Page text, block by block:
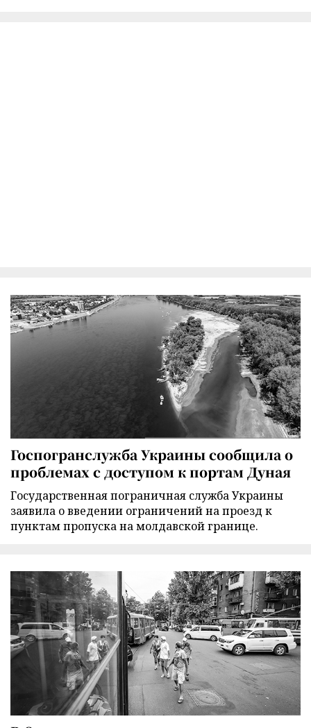
Госпогранслужба Украины сообщила о
проблемах с доступом к портам Дуная
Государственная пограничная служба Украины
заявила о введении ограничений на проезд к
пунктам пропуска на молдавской границе.